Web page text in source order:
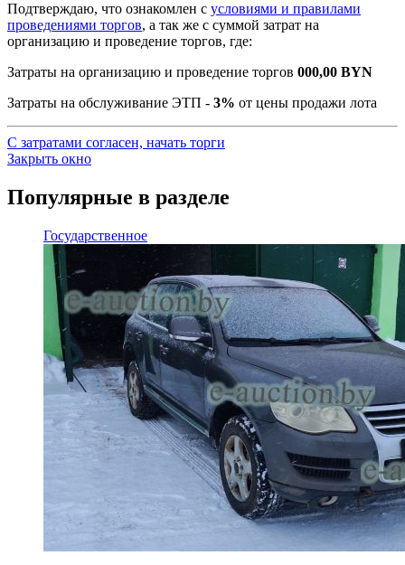
Подтверждаю, что ознакомлен с условиями и правилами
проведениями торгов, а так же с суммой затрат на
организацию и проведение торгов, где:
Затраты на организацию и проведение торгов 000,00 BYN
Затраты на обслуживание ЭТП - 3% от цены продажи лота
С затратами согласен, начать торги
Закрыть окно
Популярные в разделе
Государственное